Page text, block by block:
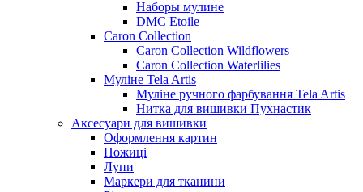
Наборы мулине
DMC Etoile
Caron Collection
Caron Collection Wildflowers
Caron Collection Waterlilies
Муліне Tela Artis
Муліне ручного фарбування Tela Artis
Нитка для вишивки Пухнастик
Аксесуари для вишивки
Оформлення картин
Ножиці
Лупи
Маркери для тканини